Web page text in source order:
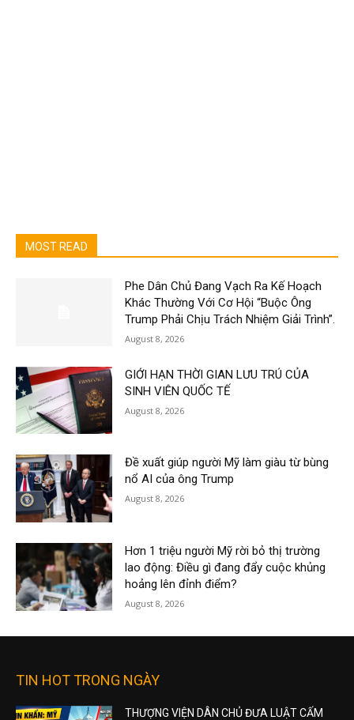
MOST READ
Phe Dân Chủ Đang Vạch Ra Kế Hoạch
Khác Thường Với Cơ Hội “Buộc Ông
Trump Phải Chịu Trách Nhiệm Giải Trình”.
August 8, 2026
GIỚI HẠN THỜI GIAN LƯU TRÚ CỦA
SINH VIÊN QUỐC TẾ
August 8, 2026
Đề xuất giúp người Mỹ làm giàu từ bùng
nổ AI của ông Trump
August 8, 2026
Hơn 1 triệu người Mỹ rời bỏ thị trường
lao động: Điều gì đang đẩy cuộc khủng
hoảng lên đỉnh điểm?
August 8, 2026
TIN HOT TRONG NGÀY
THƯỢNG VIỆN DÂN CHỦ ĐƯA LUẬT CẤM